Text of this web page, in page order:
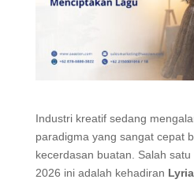
Industri kreatif sedang
paradigma yang sangat cepat
kecerdasan buatan. Salah
2026 ini adalah kehadiran Lyria